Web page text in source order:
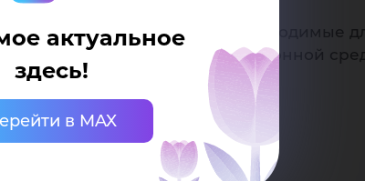
актуальное
здесь!
в MAX
и практические навыки, необходимые
развивающейся инновационной